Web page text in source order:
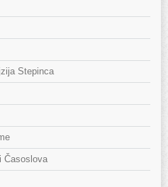
Stepinca
Časoslova